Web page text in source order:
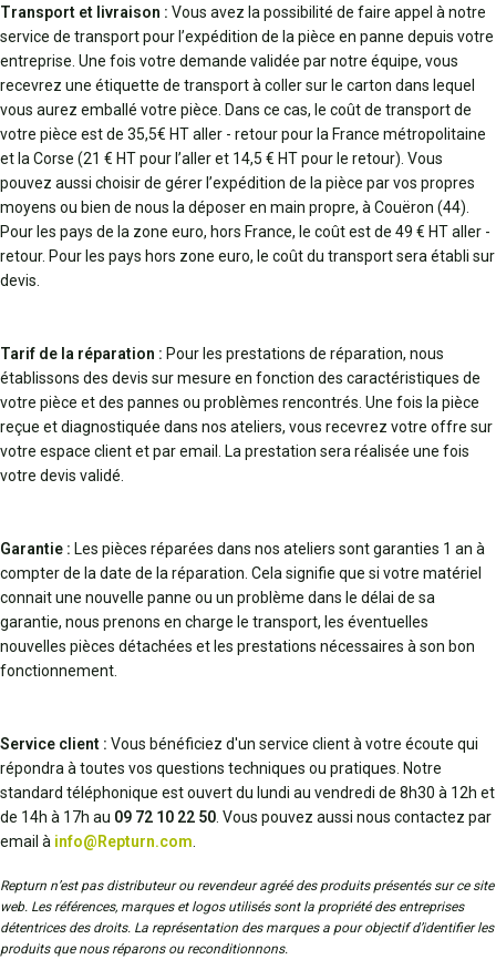
Transport et livraison : Vous avez la possibilité de faire appel à notre
service de transport pour l’expédition de la pièce en panne depuis votre
entreprise. Une fois votre demande validée par notre équipe, vous
recevrez une étiquette de transport à coller sur le carton dans lequel
vous aurez emballé votre pièce. Dans ce cas, le coût de transport de
votre pièce est de 35,5€ HT aller - retour pour la France métropolitaine
et la Corse (21 € HT pour l’aller et 14,5 € HT pour le retour). Vous
pouvez aussi choisir de gérer l’expédition de la pièce par vos propres
moyens ou bien de nous la déposer en main propre, à Couëron (44).
Pour les pays de la zone euro, hors France, le coût est de 49 € HT aller -
retour. Pour les pays hors zone euro, le coût du transport sera établi sur
devis.
Tarif de la réparation : Pour les prestations de réparation, nous
établissons des devis sur mesure en fonction des caractéristiques de
votre pièce et des pannes ou problèmes rencontrés. Une fois la pièce
reçue et diagnostiquée dans nos ateliers, vous recevrez votre offre sur
votre espace client et par email. La prestation sera réalisée une fois
votre devis validé.
Garantie : Les pièces réparées dans nos ateliers sont garanties 1 an à
compter de la date de la réparation. Cela signifie que si votre matériel
connait une nouvelle panne ou un problème dans le délai de sa
garantie, nous prenons en charge le transport, les éventuelles
nouvelles pièces détachées et les prestations nécessaires à son bon
fonctionnement.
Service client : Vous bénéficiez d'un service client à votre écoute qui
répondra à toutes vos questions techniques ou pratiques. Notre
standard téléphonique est ouvert du lundi au vendredi de 8h30 à 12h et
de 14h à 17h au 09 72 10 22 50 . Vous pouvez aussi nous contactez par
email à info@Repturn.com
Repturn n’est pas distributeur ou revendeur agréé des produits présentés sur ce site
web. Les références, marques et logos utilisés sont la propriété des entreprises
détentrices des droits. La représentation des marques a pour objectif d’identifier les
produits que nous réparons ou reconditionnons.